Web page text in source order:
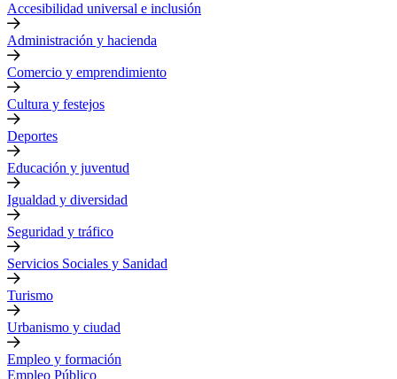
Accesibilidad universal e inclusión
Administración y hacienda
Comercio y emprendimiento
Cultura y festejos
Deportes
Educación y juventud
Igualdad y diversidad
Seguridad y tráfico
Servicios Sociales y Sanidad
Turismo
Urbanismo y ciudad
Empleo y formación
Empleo Público